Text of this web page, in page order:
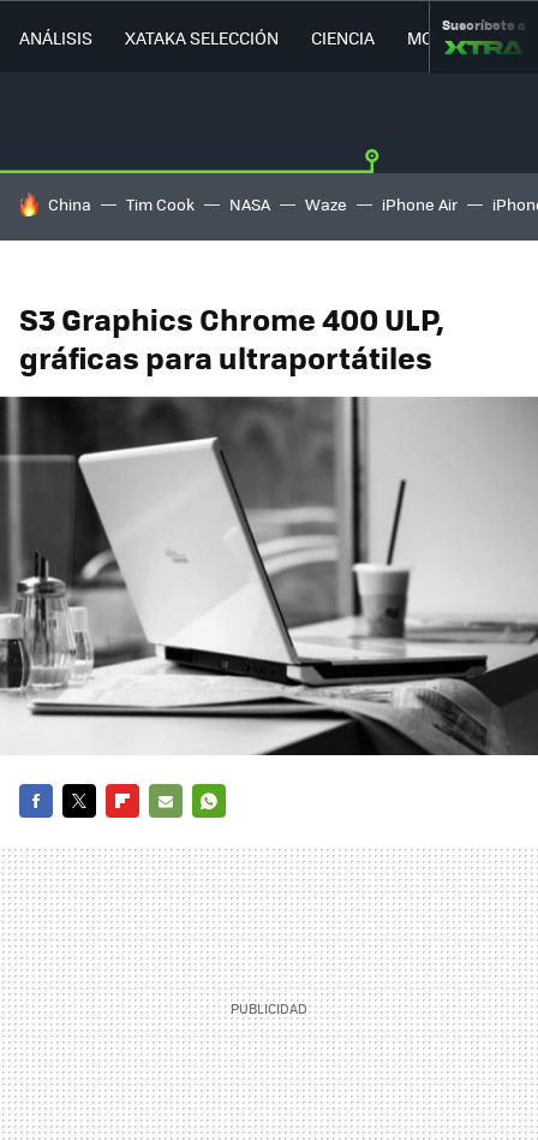
ANÁLISIS XATAKA SELECCIÓN CIENCIA MOVILIDAD
Suscríbete a
HOY SE HABLA DE
China Tim Cook NASA Waze iPhone Air
S3 Graphics Chrome 400 ULP,
gráficas para ultraportátiles
MAIL